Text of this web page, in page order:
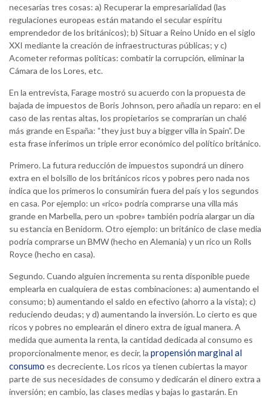
necesarias tres cosas: a) Recuperar la empresarialidad (las
regulaciones europeas están matando el secular espíritu
emprendedor de los británicos); b) Situar a Reino Unido en el siglo
XXI mediante la creación de infraestructuras públicas; y c)
Acometer reformas políticas: combatir la corrupción, eliminar la
Cámara de los Lores, etc.
En la entrevista, Farage mostró su acuerdo con la propuesta de
bajada de impuestos de Boris Johnson, pero añadía un reparo: en el
caso de las rentas altas, los propietarios se comprarían un chalé
más grande en España: “they just buy a bigger villa in Spain”. De
esta frase inferimos un triple error económico del político británico.
Primero. La futura reducción de impuestos supondrá un dinero
extra en el bolsillo de los británicos ricos y pobres pero nada nos
indica que los primeros lo consumirán fuera del país y los segundos
en casa. Por ejemplo: un «rico» podría comprarse una villa más
grande en Marbella, pero un «pobre» también podría alargar un día
su estancia en Benidorm. Otro ejemplo: un británico de clase media
podría comprarse un BMW (hecho en Alemania) y un rico un Rolls
Royce (hecho en casa).
Segundo. Cuando alguien incrementa su renta disponible puede
emplearla en cualquiera de estas combinaciones: a) aumentando el
consumo; b) aumentando el saldo en efectivo (ahorro a la vista); c)
reduciendo deudas; y d) aumentando la inversión. Lo cierto es que
ricos y pobres no emplearán el dinero extra de igual manera. A
medida que aumenta la renta, la cantidad dedicada al consumo es
proporcionalmente menor, es decir, la propensión marginal al
consumo es decreciente. Los ricos ya tienen cubiertas la mayor
parte de sus necesidades de consumo y dedicarán el dinero extra a
inversión; en cambio, las clases medias y bajas lo gastarán. En